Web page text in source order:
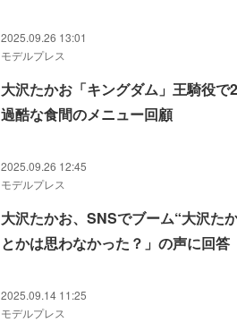
2025.09.26 13:01
モデルプレス
大沢たかお「キングダム」王騎役
過酷な食間のメニュー回顧
2025.09.26 12:45
モデルプレス
大沢たかお、SNSでブーム“大沢た
とかは思わなかった？」の声に回答
2025.09.14 11:25
モデルプレス